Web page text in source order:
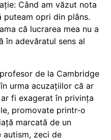
Când am văzut nota
puteam opri din plâns.
că lucrarea mea nu a
în adevăratul sens al
de la Cambridge
urma acuzațiilor că ar
fi exagerat în privința
promovate printr-o
marcată de un
zeci de